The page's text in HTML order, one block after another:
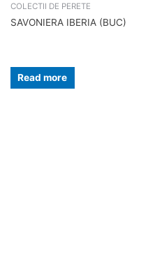
COLECTII DE PERETE
SAVONIERA IBERIA (BUC)
Read more